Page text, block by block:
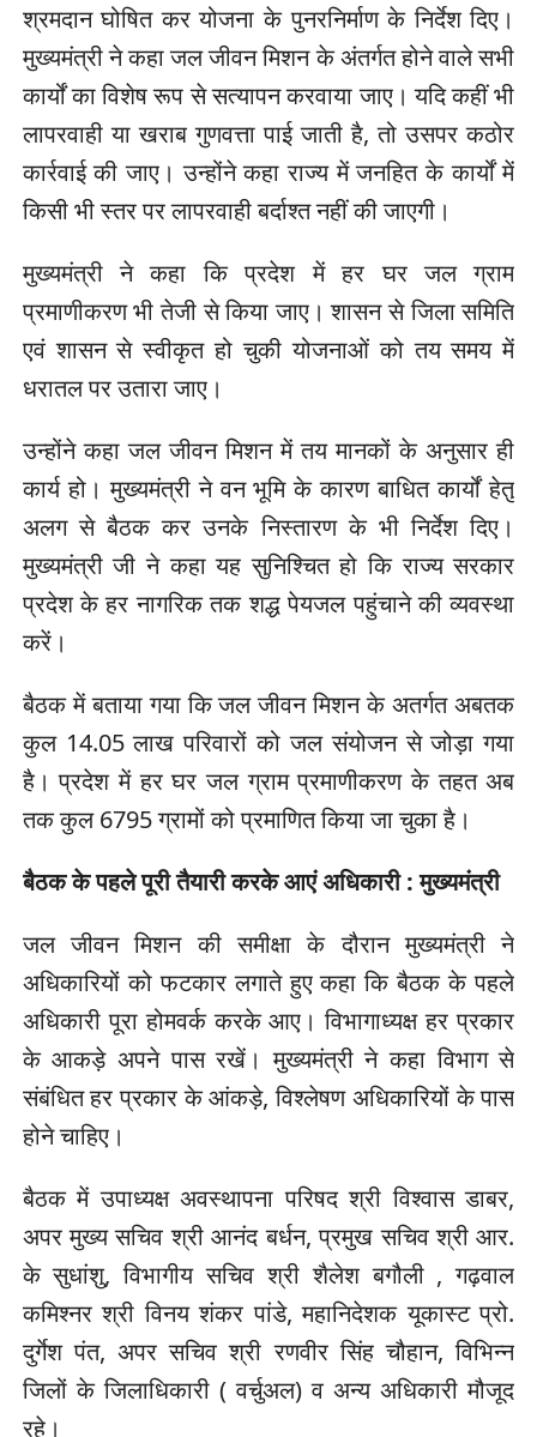
श्रमदान घोषित कर योजना के पुनरनिर्माण के निर्देश दिए।
मुख्यमंत्री ने कहा जल जीवन मिशन के अंतर्गत होने वाले सभी
कार्यों का विशेष रूप से सत्यापन करवाया जाए। यदि कहीं भी
लापरवाही या खराब गुणवत्ता पाई जाती है, तो उसपर कठोर
कार्रवाई की जाए। उन्होंने कहा राज्य में जनहित के कार्यों में
किसी भी स्तर पर लापरवाही बर्दाश्त नहीं की जाएगी।
मुख्यमंत्री ने कहा कि प्रदेश में हर घर जल ग्राम
प्रमाणीकरण भी तेजी से किया जाए। शासन से जिला समिति
एवं शासन से स्वीकृत हो चुकी योजनाओं को तय समय में
धरातल पर उतारा जाए।
उन्होंने कहा जल जीवन मिशन में तय मानकों के अनुसार ही
कार्य हो। मुख्यमंत्री ने वन भूमि के कारण बाधित कार्यों हेतु
अलग से बैठक कर उनके निस्तारण के भी निर्देश दिए।
मुख्यमंत्री जी ने कहा यह सुनिश्चित हो कि राज्य सरकार
प्रदेश के हर नागरिक तक शद्ध पेयजल पहुंचाने की व्यवस्था
करें।
बैठक में बताया गया कि जल जीवन मिशन के अतर्गत अबतक
कुल 14.05 लाख परिवारों को जल संयोजन से जोड़ा गया
है। प्रदेश में हर घर जल ग्राम प्रमाणीकरण के तहत अब
तक कुल 6795 ग्रामों को प्रमाणित किया जा चुका है।
बैठक के पहले पूरी तैयारी करके आएं अधिकारी : मुख्यमंत्री
जल जीवन मिशन की समीक्षा के दौरान मुख्यमंत्री ने
अधिकारियों को फटकार लगाते हुए कहा कि बैठक के पहले
अधिकारी पूरा होमवर्क करके आए। विभागाध्यक्ष हर प्रकार
के आकड़े अपने पास रखें। मुख्यमंत्री ने कहा विभाग से
संबंधित हर प्रकार के आंकड़े, विश्लेषण अधिकारियों के पास
होने चाहिए।
बैठक में उपाध्यक्ष अवस्थापना परिषद श्री विश्वास डाबर,
अपर मुख्य सचिव श्री आनंद बर्धन, प्रमुख सचिव श्री आर.
के सुधांशु, विभागीय सचिव श्री शैलेश बगौली , गढ़वाल
कमिश्नर श्री विनय शंकर पांडे, महानिदेशक यूकास्ट प्रो.
दुर्गेश पंत, अपर सचिव श्री रणवीर सिंह चौहान, विभिन्न
जिलों के जिलाधिकारी ( वर्चुअल) व अन्य अधिकारी मौजूद
रहे।